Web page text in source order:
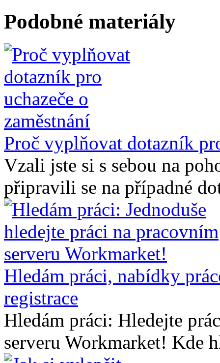
Podobné materiály
Proč vyplňovat dotazník
Vzali jste si s sebou na
připravili se na případné
Hledám práci, nabídky
registrace
Hledám práci: Hledejte
serveru Workmarket! Kde